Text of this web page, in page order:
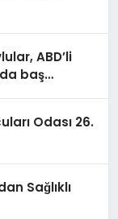
ABD’li
baş
Odası 26.
Sağlıklı